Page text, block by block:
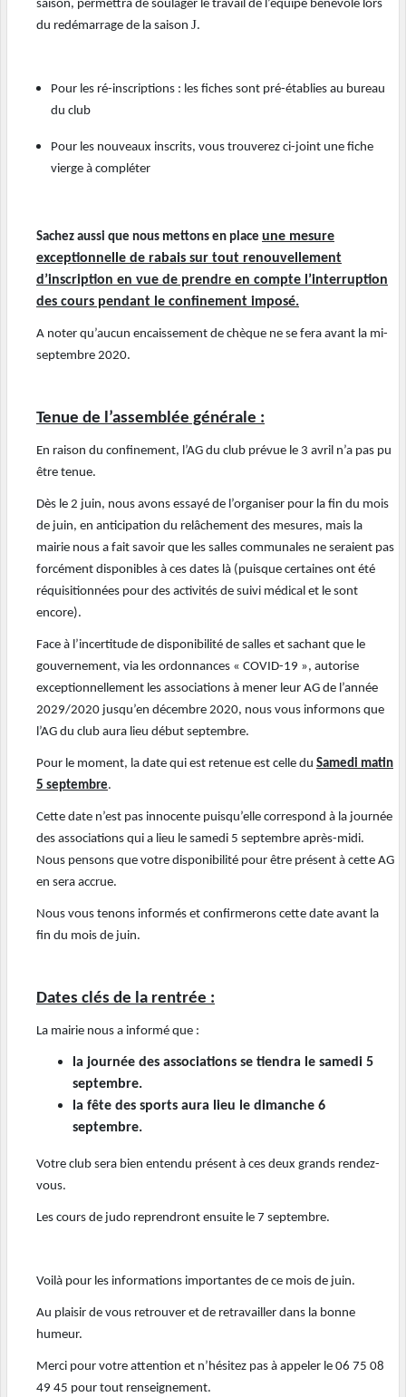
saison, permettra de soulager le travail de l’équipe bénévole lors
du redémarrage de la saison J.
Pour les ré-inscriptions : les fiches sont pré-établies au bureau
du club
Pour les nouveaux inscrits, vous trouverez ci-joint une fiche
vierge à compléter
Sachez aussi que nous mettons en place une mesure
exceptionnelle de rabais sur tout renouvellement
d’inscription en vue de prendre en compte l’interruption
des cours pendant le confinement imposé.
A noter qu’aucun encaissement de chèque ne se fera avant la mi-
septembre 2020.
Tenue de l’assemblée générale :
En raison du confinement, l’AG du club prévue le 3 avril n’a pas pu
être tenue.
Dès le 2 juin, nous avons essayé de l’organiser pour la fin du mois
de juin, en anticipation du relâchement des mesures, mais la
mairie nous a fait savoir que les salles communales ne seraient pas
forcément disponibles à ces dates là (puisque certaines ont été
réquisitionnées pour des activités de suivi médical et le sont
encore).
Face à l’incertitude de disponibilité de salles et sachant que le
gouvernement, via les ordonnances « COVID-19 », autorise
exceptionnellement les associations à mener leur AG de l’année
2029/2020 jusqu’en décembre 2020, nous vous informons que
l’AG du club aura lieu début septembre.
Pour le moment, la date qui est retenue est celle du Samedi matin
5 septembre.
Cette date n’est pas innocente puisqu’elle correspond à la journée
des associations qui a lieu le samedi 5 septembre après-midi.
Nous pensons que votre disponibilité pour être présent à cette AG
en sera accrue.
Nous vous tenons informés et confirmerons cette date avant la
fin du mois de juin.
Dates clés de la rentrée :
La mairie nous a informé que :
la journée des associations se tiendra le samedi 5
septembre.
la fête des sports aura lieu le dimanche 6
septembre.
Votre club sera bien entendu présent à ces deux grands rendez-
vous.
Les cours de judo reprendront ensuite le 7 septembre.
Voilà pour les informations importantes de ce mois de juin.
Au plaisir de vous retrouver et de retravailler dans la bonne
humeur.
Merci pour votre attention et n’hésitez pas à appeler le 06 75 08
49 45 pour tout renseignement.